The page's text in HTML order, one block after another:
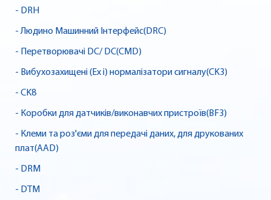
- DRH
- Людино Машинний Інтерфейс(DRC)
- Перетворювачі DC/ DC(CMD)
- Вибухозахищені (Ex i) нормалізатори сигналу(CK3)
- CK8
- Коробки для датчиків/виконавчих пристроїв(BF3)
- Клеми та роз'єми для передачі даних, для друкованих
плат(AAD)
- DRM
- DTM